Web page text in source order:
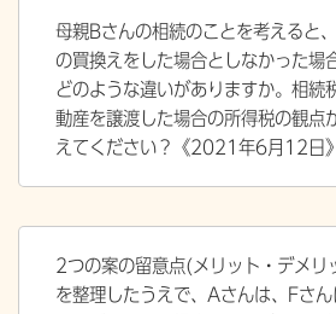
母親Bさんの相続のことを考えると
の買換えをした場合としなかった場
どのような違いがありますか。相続
動産を譲渡した場合の所得税の観点
えてください？《2021年6月12日》
2つの案の留意点(メリット・デメリ
を整理したうえで、Aさんは、Fさん